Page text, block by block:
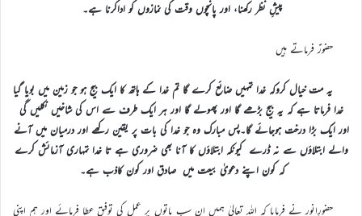
پیشِ نظر رکھنا، اور پانچوں وقت کی نمازوں کو اداکرنا ہے۔
حضورؑ فرماتے ہیں
یہ مت خیال کروکہ خدا تمہیں ضائع کرے گا تم خدا کے ہاتھ کا ایک بیج ہو جو زمین میں بویا گیا
خدا فرماتا ہے کہ یہ بیج بڑھے گا اور پھولے گا اور ہر ایک طرف سے اس کی شاخیں نکلیں گی
اور ایک بڑا درخت ہوجائے گا۔پس مبارک وہ جو خدا کی بات پر یقین رکھے اور درمیان میں آنے
والے ابتلاؤں سے نہ ڈرے کیونکہ ابتلاؤں کا آنا بھی ضروری ہے تا خدا تمہاری آزمائش کرے
کہ کون اپنے دعویٰ بیعت میں صادق اور کون کاذب ہے۔
حضورِانور نے فرمایا کہ اللہ تعالیٰ ہمیں ان سب باتوں پر عمل کی توفیق عطا فرمائے اور ہم اپنی